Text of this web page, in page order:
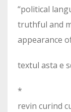
“political
truthful and
appearance
textul asta e
*
revin curind